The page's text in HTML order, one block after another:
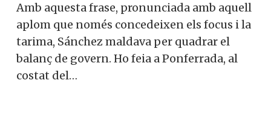
Amb aquesta frase, pronunciada amb aquell
aplom que només concedeixen els focus i la
tarima, Sánchez maldava per quadrar el
balanç de govern. Ho feia a Ponferrada, al
costat del…